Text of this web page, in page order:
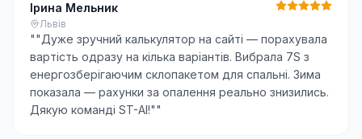
Ірина Мельник
Львів
""Дуже зручний калькулятор на сайті — порахувала
вартість одразу на кілька варіантів. Вибрала 7S з
енергозберігаючим склопакетом для спальні. Зима
показала — рахунки за опалення реально знизились.
Дякую команді ST-AI!""